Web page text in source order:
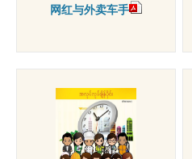
网红与外卖车手